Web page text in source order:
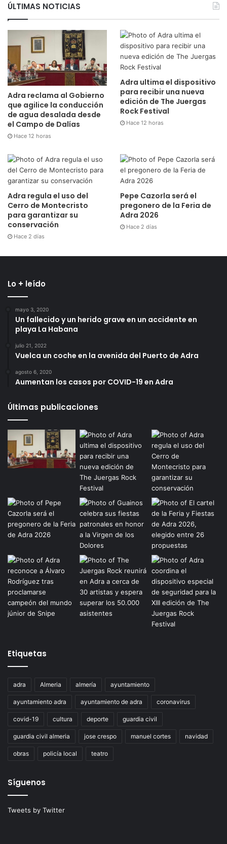
ÚLTIMAS NOTICIAS
Adra reclama al Gobierno
que agilice la conducción
de agua desalada desde
el Campo de Dalías
Hace 12 horas
Adra ultima el dispositivo
para recibir una nueva
edición de The Juergas
Rock Festival
Hace 12 horas
Adra regula el uso del
Cerro de Montecristo
para garantizar su
conservación
Hace 2 días
Pepe Cazorla será el
pregonero de la Feria de
Adra 2026
Hace 2 días
Lo + leído
mayo 3, 2020
Un fallecido y un herido grave en un accidente en
playa La Habana
julio 21, 2022
Vuelca un coche en la avenida del Puerto de Adra
agosto 6, 2020
Aumentan los casos por COVID-19 en Adra
Últimas publicaciones
Etiquetas
adra Almeria almería ayuntamiento
ayuntamiento adra ayuntamiento de adra coronavirus
covid-19 cultura deporte guardia civil
guardia civil almeria jose crespo manuel cortes navidad
obras policía local teatro
Síguenos
Tweets by Twitter